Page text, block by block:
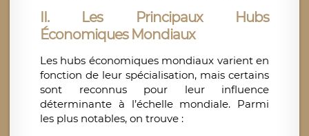
II. Les Principaux Hubs
Économiques Mondiaux
Les hubs économiques mondiaux varient en
fonction de leur spécialisation, mais certains
sont reconnus pour leur influence
déterminante à l’échelle mondiale. Parmi
les plus notables, on trouve :